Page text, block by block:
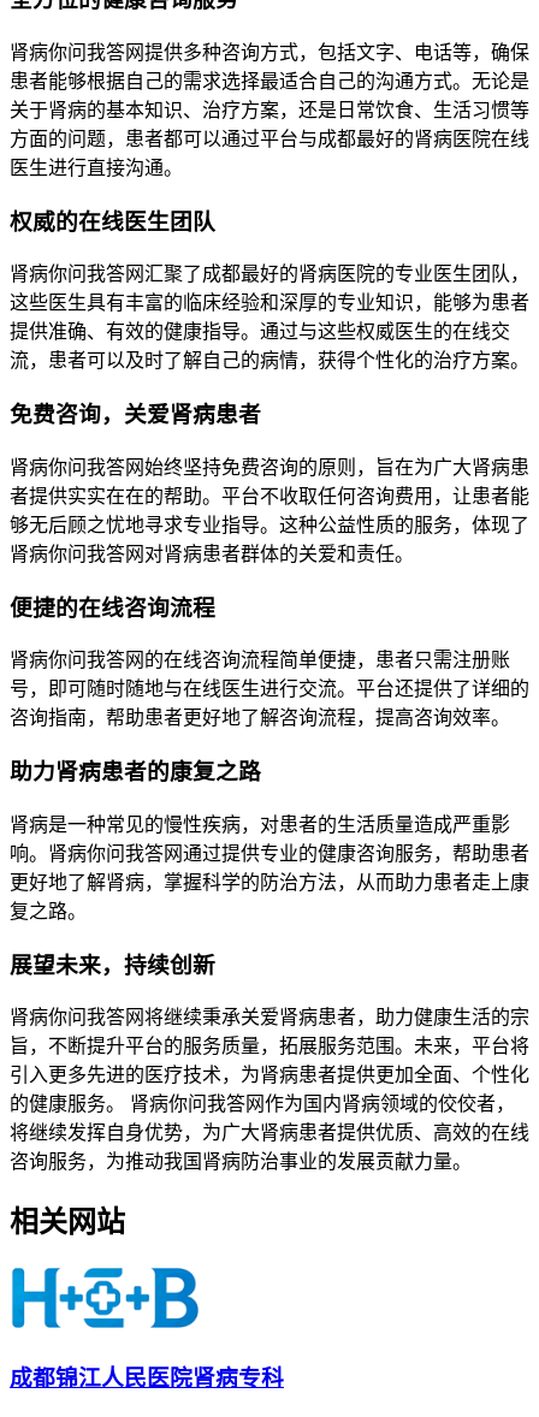
肾病你问我答网提供多种咨询方式，包括文字、电话等，确保
患者能够根据自己的需求选择最适合自己的沟通方式。无论是
关于肾病的基本知识、治疗方案，还是日常饮食、生活习惯等
方面的问题，患者都可以通过平台与成都最好的肾病医院在线
医生进行直接沟通。
权威的在线医生团队
肾病你问我答网汇聚了成都最好的肾病医院的专业医生团队，
这些医生具有丰富的临床经验和深厚的专业知识，能够为患者
提供准确、有效的健康指导。通过与这些权威医生的在线交
流，患者可以及时了解自己的病情，获得个性化的治疗方案。
免费咨询，关爱肾病患者
肾病你问我答网始终坚持免费咨询的原则，旨在为广大肾病患
者提供实实在在的帮助。平台不收取任何咨询费用，让患者能
够无后顾之忧地寻求专业指导。这种公益性质的服务，体现了
肾病你问我答网对肾病患者群体的关爱和责任。
便捷的在线咨询流程
肾病你问我答网的在线咨询流程简单便捷，患者只需注册账
号，即可随时随地与在线医生进行交流。平台还提供了详细的
咨询指南，帮助患者更好地了解咨询流程，提高咨询效率。
助力肾病患者的康复之路
肾病是一种常见的慢性疾病，对患者的生活质量造成严重影
响。肾病你问我答网通过提供专业的健康咨询服务，帮助患者
更好地了解肾病，掌握科学的防治方法，从而助力患者走上康
复之路。
展望未来，持续创新
肾病你问我答网将继续秉承关爱肾病患者，助力健康生活的宗
旨，不断提升平台的服务质量，拓展服务范围。未来，平台将
引入更多先进的医疗技术，为肾病患者提供更加全面、个性化
的健康服务。 肾病你问我答网作为国内肾病领域的佼佼者，
将继续发挥自身优势，为广大肾病患者提供优质、高效的在线
咨询服务，为推动我国肾病防治事业的发展贡献力量。
相关网站
成都锦江人民医院肾病专科